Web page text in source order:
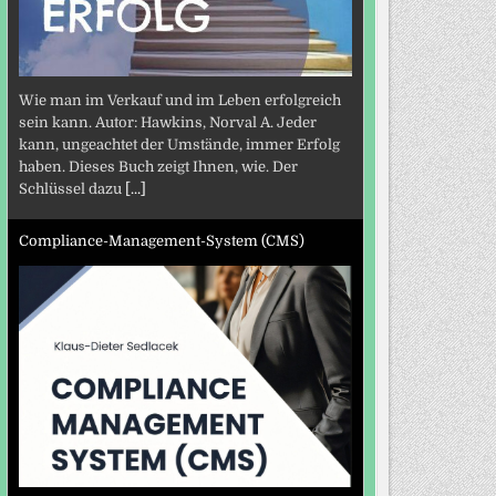
Wie man im Verkauf und im Leben erfolgreich
sein kann. Autor: Hawkins, Norval A. Jeder
kann, ungeachtet der Umstände, immer Erfolg
haben. Dieses Buch zeigt Ihnen, wie. Der
Schlüssel dazu [...]
Compliance-Management-System (CMS)